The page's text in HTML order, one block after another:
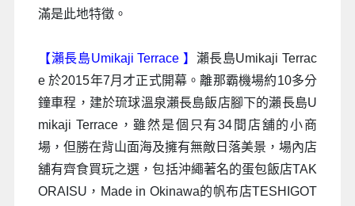
滿是此地特徵。
【瀨長島Umikaji Terrace 】 瀨長島Umikaji Terrac
e 於2015年7月才正式開幕。離那霸機場約10多分
鐘車程，建於琉球溫泉瀨長島飯店腳下的瀨長島U
mikaji Terrace，雖然是個只有34間店舖的小商
場，但勝在背山面海及擁有無敵日落美景，場內店
舖有齊食買玩之選，包括沖繩著名的蛋包飯店TAK
ORAISU，Made in Okinawa的帆布店TESHIGOT